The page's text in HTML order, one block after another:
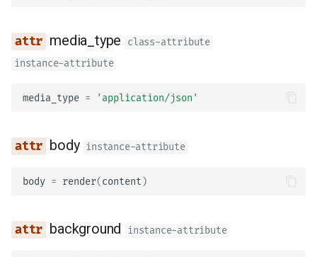
media_type
class-attribute
instance-attribute
media_type = 'application/json'
body instance-attribute
body = render(content )
background instance-attribute